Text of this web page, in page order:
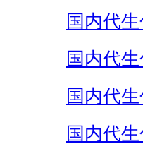
国内代
国内代
国内代
国内代